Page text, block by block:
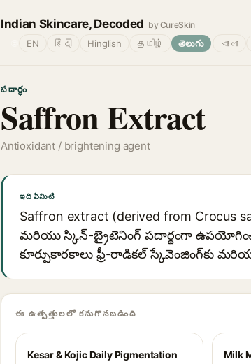
Indian Skincare, Decoded by CureSkin
EN हिंदी Hinglish தமிழ் తెలుగు বাংলা
పదార్థం
Saffron Extract
Antioxidant / brightening agent
ఇది ఏమిటి
Saffron extract (derived from
మరియు స్కిన్-బ్రైటెనింగ్ పదార్థంగా
కూర్పుకారకాలు ఫ్రీ-రాడికల్ స్కేవెంజింగ్‌కు
ఈ ఉత్పత్తులలో కనుగొనబడింది
Kesar & Kojic Daily Pigmentation
Milk